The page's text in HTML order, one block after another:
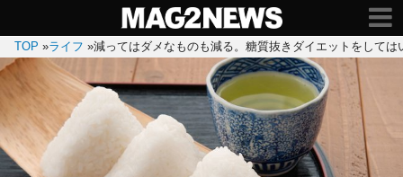
TOP »ライフ »減ってはダメなものも減る。糖質抜きダイエットをしては